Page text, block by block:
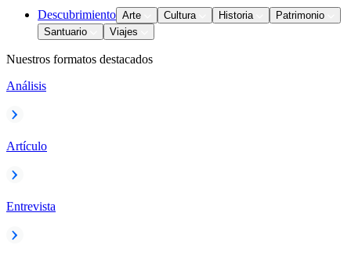
Descubrimiento Arte Cultura Historia
Patrimonio
Santuario
Viajes
Nuestros formatos destacados
Análisis
Artículo
Entrevista